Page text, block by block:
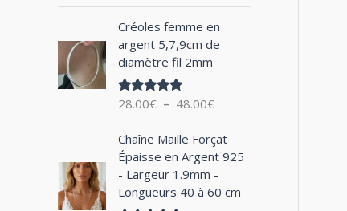
:
2
0
2
4
.
0
e
p
r
:
1
4
0
Créoles femme en
argent 5,7,9cm de
diamètre fil 2mm
Note5.00
28.00€ – 48.00€
l
a
d
e
p
r
i
x
Chaîne Maille Forçat
Épaisse en Argent 925
- Largeur 1.9mm -
Longueurs 40 à 60 cm
l
a
e